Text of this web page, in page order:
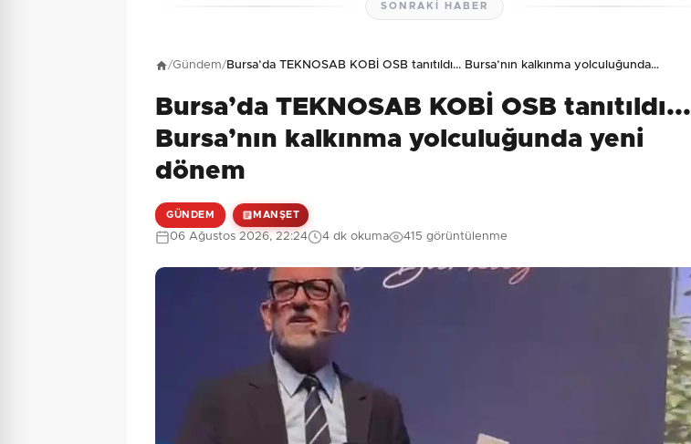
Güvenlik Sorusu: 2 + 2 = ? Gönder
SONRAKI HABER
/Gündem/Bursa’da TEKNOSAB KOBİ OSB tanıtıldı... Bursa’nın kalkınma yolculuğunda…
Bursa’da TEKNOSAB KOBİ OSB tanıtıldı...
Bursa’nın kalkınma yolculuğunda yeni
dönem
GÜNDEM MANŞET
06 Ağustos 2026, 22:24 4 dk okuma 415 görüntülenme